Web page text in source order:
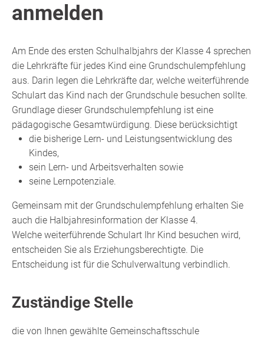
anmelden
Am Ende des ersten Schulhalbjahrs der Klasse 4 sprechen
die Lehrkräfte für jedes Kind eine Grundschulempfehlung
aus. Darin legen die Lehrkräfte dar, welche weiterführende
Schulart das Kind nach der Grundschule besuchen sollte.
Grundlage dieser Grundschulempfehlung ist eine
pädagogische Gesamtwürdigung. Diese berücksichtigt
die bisherige Lern- und Leistungsentwicklung des
Kindes,
sein Lern- und Arbeitsverhalten sowie
seine Lernpotenziale.
Gemeinsam mit der Grundschulempfehlung erhalten Sie
auch die Halbjahresinformation der Klasse 4.
Welche weiterführende Schulart Ihr Kind besuchen wird,
entscheiden Sie als Erziehungsberechtigte. Die
Entscheidung ist für die Schulverwaltung verbindlich.
Zuständige Stelle
die von Ihnen gewählte Gemeinschaftsschule